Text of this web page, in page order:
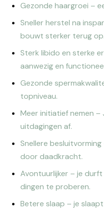
Gezonde haargroei –
Sneller herstel na
bouwt sterker terug op.
Sterk libido en sterke
aanwezig en
Gezonde
topniveau.
Meer initiatief nemen
uitdagingen af.
Snellere
door daadkracht.
Avontuurlijker – je durft
dingen te proberen.
Betere slaap – je